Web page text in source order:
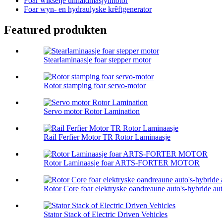
Foar wyn- en hydraulyske krêftgenerator
Featured produkten
Stearlaminaasje foar stepper motor
Rotor stamping foar servo-motor
Servo motor Rotor Lamination
Rail Ferfier Motor TR Rotor Laminaasje
Rotor Laminaasje foar ARTS-FORTER MOTOR
Rotor Core foar elektryske oandreaune auto's-hybride
Stator Stack of Electric Driven Vehicles